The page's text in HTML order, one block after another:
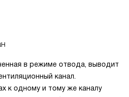
что готовлю, но при этом не
что вытяжка полностью
но и прекрасно
рада, что сделала этот
в режиме отвода, выводит
канал.
к одному и тому же каналу